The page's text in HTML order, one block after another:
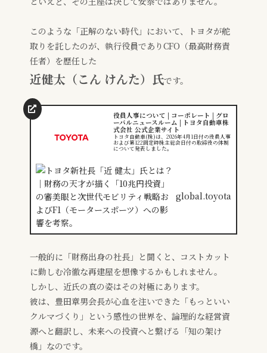
このような「正解のない時代」において、トヨタが舵
取りを託したのが、執行役員でありCFO（最高財務責
任者）を歴任した
近健太（こん けんた）氏です。
役員人事について | コーポレート | グロ
ーバルニュースルーム | トヨタ自動車株
式会社 公式企業サイト
トヨタ自動車(株)は、2026年4月1日付の役員人事
および第122回定時株主総会日付の取締役の体制
について発表しました。
global.toyota
一般的に「財務出身の社長」と聞くと、コストカット
に勤しむ冷徹な再建屋を想像するかもしれません。
しかし、近氏の真の姿はその対極にあります。
彼は、豊田章男会長が心血を注いできた「もっといい
クルマづくり」という感性の世界を、論理的な経営資
源へと翻訳し、未来への投資へと繋げる「知の架け
橋」なのです。